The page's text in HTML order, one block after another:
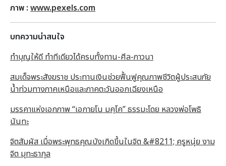
ภาพ : www.pexels.com
บทความน่าสนใจ
ทำบุญให้ดี ทำทีเดียวได้ครบทั้งทาน-ศีล-ภาวนา
สมเด็จพระสังฆราช ประทานเงินช่วยฟื้นฟูคุณภาพชีวิตผู้ประสบภัย
น้ำท่วมทางภาคเหนือและภาคตะวันออกเฉียงเหนือ
มรรคาแห่งเอกภาพ “เอกายโน มคฺโค” ธรรมะโดย หลวงพ่อโพธิ
นันทะ
จิตสัมผัส เมื่อพระพุทธคุณบังเกิดขึ้นในจิต &#8211; ครูหนุ่ย งาม
จิต มุทะธากุล